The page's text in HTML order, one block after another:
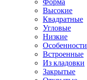
Форма
Высокие
Квадратные
Угловые
Низкие
Особенности
Встроенные
Из кладовки
Закрытые